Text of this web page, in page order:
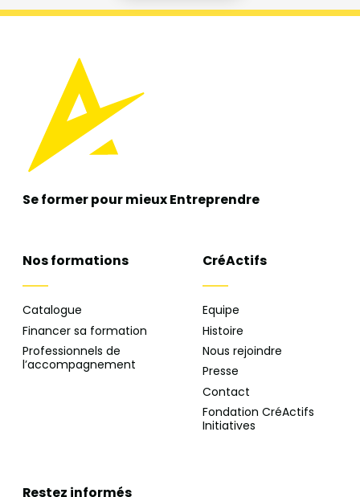
Se former pour mieuxEntreprendre
Nos formations
Catalogue
Financer sa formation
Professionnels de
l’accompagnement
CréActifs
Equipe
Histoire
Nous rejoindre
Presse
Contact
Fondation CréActifs
Initiatives
Restez informés